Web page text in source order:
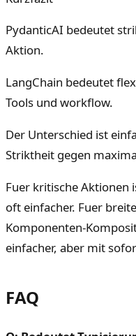
PydanticAI bedeutet
Aktion.
LangChain bedeutet
Tools und workflow.
Der Unterschied ist
Striktheit gegen
Fuer kritische Aktionen
oft einfacher. Fuer
Komponenten-
einfacher, aber mit
FAQ